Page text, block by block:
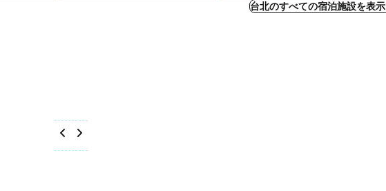
台北のすべての宿泊施設を表示